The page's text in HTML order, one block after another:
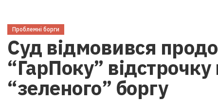
Проблемні борги
Суд відмовився
“ГарПоку”
“зеленого” боргу